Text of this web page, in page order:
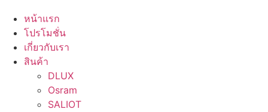
หน้าแรก
โปรโมชั่น
เกี่ยวกับเรา
สินค้า
DLUX
Osram
SALIOT